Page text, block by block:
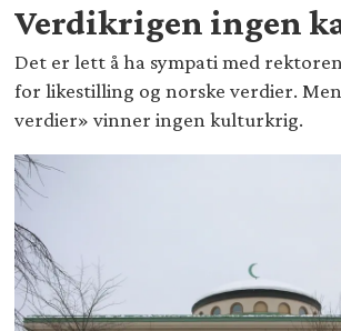
Verdikrigen ingen
Det er lett å ha sympati med
for likestilling og norske verdier.
verdier» vinner ingen kulturkrig.